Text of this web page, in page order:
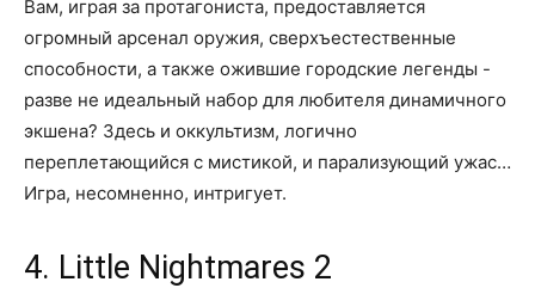
Вам, играя за протагониста, предоставляется
огромный арсенал оружия, сверхъестественные
способности, а также ожившие городские легенды -
разве не идеальный набор для любителя динамичного
экшена? Здесь и оккультизм, логично
переплетающийся с мистикой, и парализующий ужас…
Игра, несомненно, интригует.
4. Little Nightmares 2